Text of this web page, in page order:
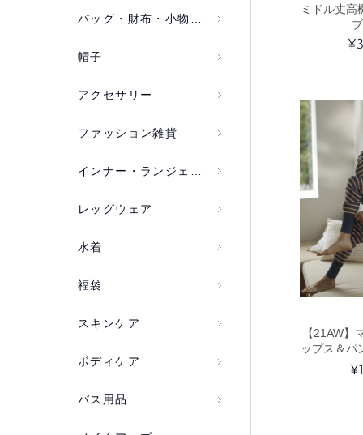
バッグ・財布・小物入れ
帽子
アクセサリー
ファッション雑貨
インナー・ランジェリー
レッグウェア
水着
福袋
スキンケア
ボディケア
バス用品
ミドル丈高
【21AW】
ップス＆パ